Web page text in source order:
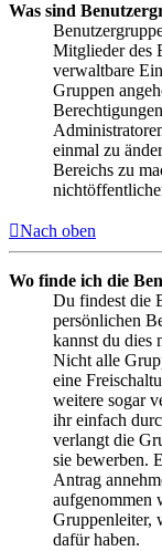
Was sind
Mitglieder des
verwaltbare
Gruppen
einmal zu
Bereichs zu
Nach oben
Wo finde ich die
Du findest die
persönlichen
kannst du dies
Nicht alle
eine
weitere sogar
ihr einfach
verlangt die
sie bewerben.
Antrag
aufgenommen
Gruppenleiter,
dafür haben.